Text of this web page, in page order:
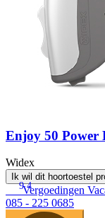
Enjoy 50 Power
Widex
Ik wil dit hoortoestel
9.4
Vergoedingen
085 - 225 0685